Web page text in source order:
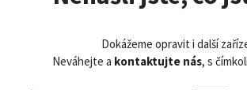
Dokážeme opravit i další
Neváhejte a kontaktujte nás, s